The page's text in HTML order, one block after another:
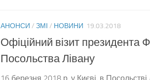
АНОНСИ / ЗМІ / НОВИНИ 19.03.2018
Офіційний візит президента
Посольства Лівану
16 березня 2018 р. у Києві, в Посольстві